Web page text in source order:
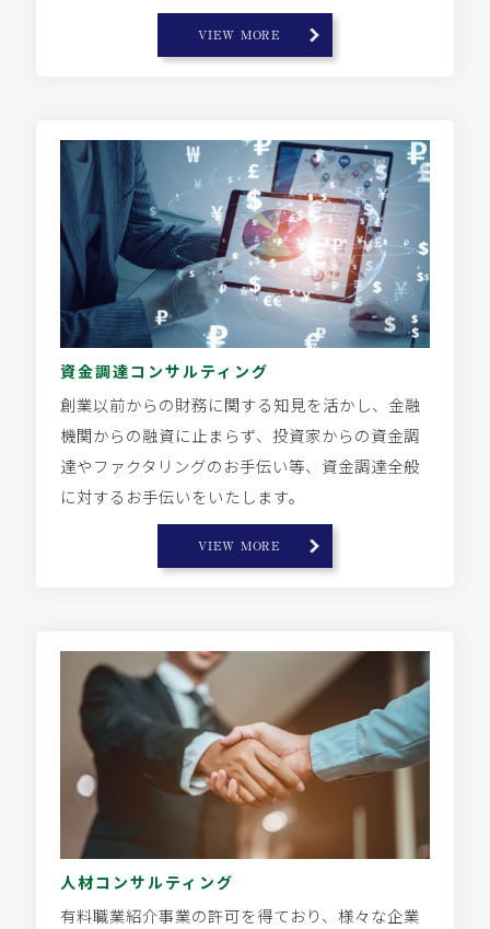
ポートしております。
VIEW MORE
資金調達コンサルティング
創業以前からの財務に関する知見を活かし、金融
機関からの融資に止まらず、投資家からの資金調
達やファクタリングのお手伝い等、資金調達全般
に対するお手伝いをいたします。
VIEW MORE
人材コンサルティング
有料職業紹介事業の許可を得ており、様々な企業